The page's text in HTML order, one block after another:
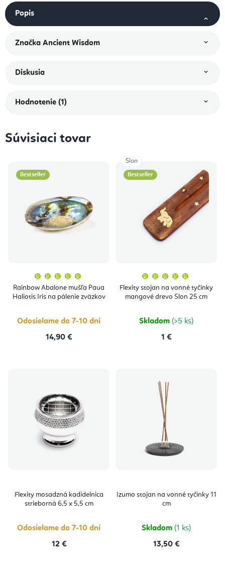
Popis
Značka Ancient Wisdom
Diskusia
Hodnotenie (1)
Súvisiaci tovar
Bestseller
Rainbow Abalone mušľa Paua
Haliotis Iris na pálenie zväzkov
produktu
je
5,0
hviezdičiek.
Odosielame do 7-10 dní
14,90 €
Bestseller
Flexity stojan na vonné tyčinky
mangové drevo Slon 25 cm
produktu
je
5,0
Skladom (>5 ks)
1 €
Slon
Flexity mosadzná kadidelnica
strieborná 6,5 x 5,5 cm
Odosielame do 7-10 dní
12 €
Izumo stojan na vonné tyčinky 11
cm
Skladom (1 ks)
13,50 €